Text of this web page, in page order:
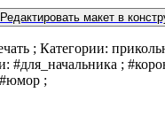
Редактировать макет в
; Категории:
#для_начальника ;
;